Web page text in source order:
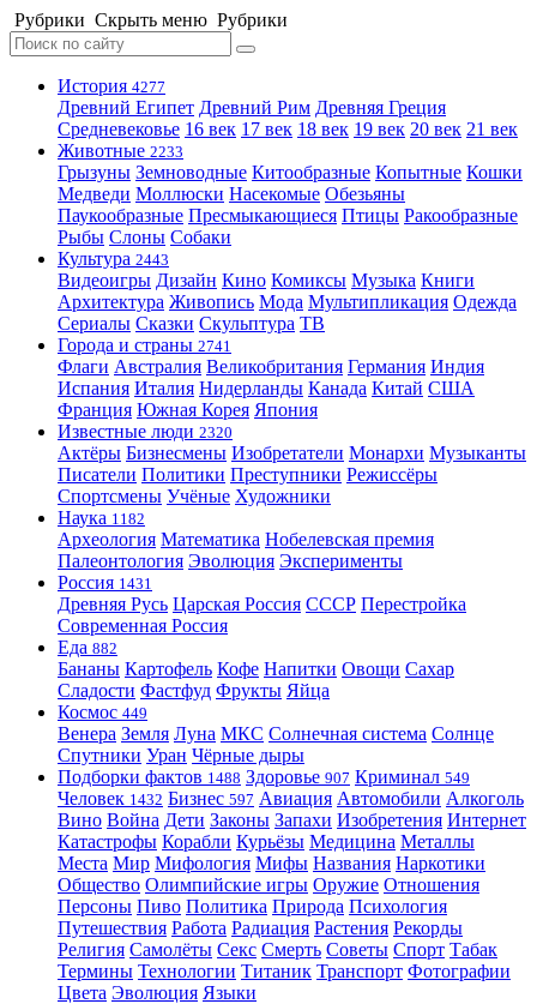
Рубрики Скрыть меню Рубрики
История 4277
Древний Египет Древний Рим Древняя Греция
Средневековье 16 век 17 век 18 век 19 век 20 век 21 век
Животные 2233
Грызуны Земноводные Китообразные Копытные Кошки
Медведи Моллюски Насекомые Обезьяны
Паукообразные Пресмыкающиеся Птицы Ракообразные
Рыбы Слоны Собаки
Культура 2443
Видеоигры Дизайн Кино Комиксы Музыка Книги
Архитектура Живопись Мода Мультипликация Одежда
Сериалы Сказки Скульптура ТВ
Города и страны 2741
Флаги Австралия Великобритания Германия Индия
Испания Италия Нидерланды Канада Китай США
Франция Южная Корея Япония
Известные люди 2320
Актёры Бизнесмены Изобретатели Монархи Музыканты
Писатели Политики Преступники Режиссёры
Спортсмены Учёные Художники
Наука 1182
Археология Математика Нобелевская премия
Палеонтология Эволюция Эксперименты
Россия 1431
Древняя Русь Царская Россия СССР Перестройка
Современная Россия
Еда 882
Бананы Картофель Кофе Напитки Овощи Сахар
Сладости Фастфуд Фрукты Яйца
Космос 449
Венера Земля Луна МКС Солнечная система Солнце
Спутники Уран Чёрные дыры
Подборки фактов 1488 Здоровье 907 Криминал 549
Человек 1432 Бизнес 597 Авиация Автомобили Алкоголь
Вино Война Дети Законы Запахи Изобретения Интернет
Катастрофы Корабли Курьёзы Медицина Металлы
Места Мир Мифология Мифы Названия Наркотики
Общество Олимпийские игры Оружие Отношения
Персоны Пиво Политика Природа Психология
Путешествия Работа Радиация Растения Рекорды
Религия Самолёты Секс Смерть Советы Спорт Табак
Термины Технологии Титаник Транспорт Фотографии
Цвета Эволюция Языки